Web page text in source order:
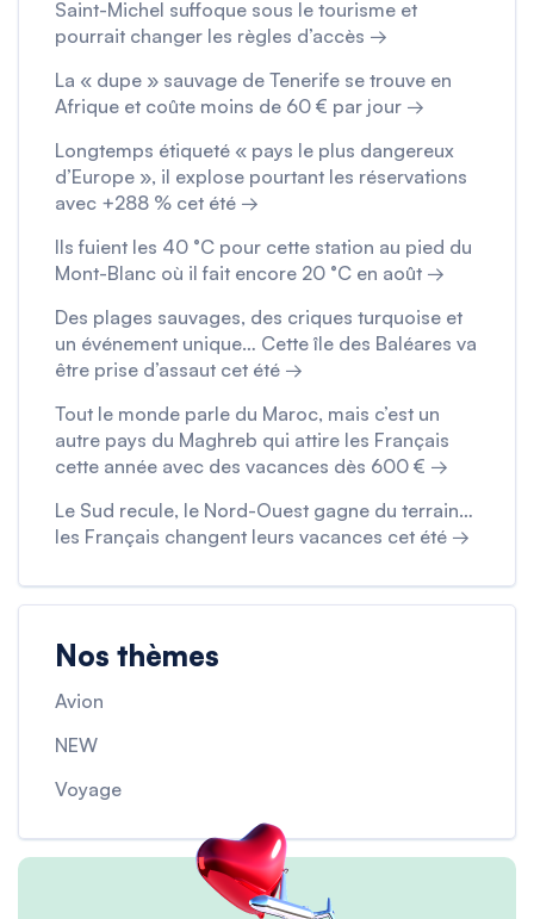
Saint-Michel suffoque sous le tourisme et
pourrait changer les règles d’accès →
La « dupe » sauvage de Tenerife se trouve en
Afrique et coûte moins de 60 € par jour →
Longtemps étiqueté « pays le plus dangereux
d’Europe », il explose pourtant les réservations
avec +288 % cet été →
Ils fuient les 40 °C pour cette station au pied du
Mont-Blanc où il fait encore 20 °C en août →
Des plages sauvages, des criques turquoise et
un événement unique… Cette île des Baléares va
être prise d’assaut cet été →
Tout le monde parle du Maroc, mais c’est un
autre pays du Maghreb qui attire les Français
cette année avec des vacances dès 600 € →
Le Sud recule, le Nord-Ouest gagne du terrain…
les Français changent leurs vacances cet été →
Nos thèmes
Avion
NEW
Voyage